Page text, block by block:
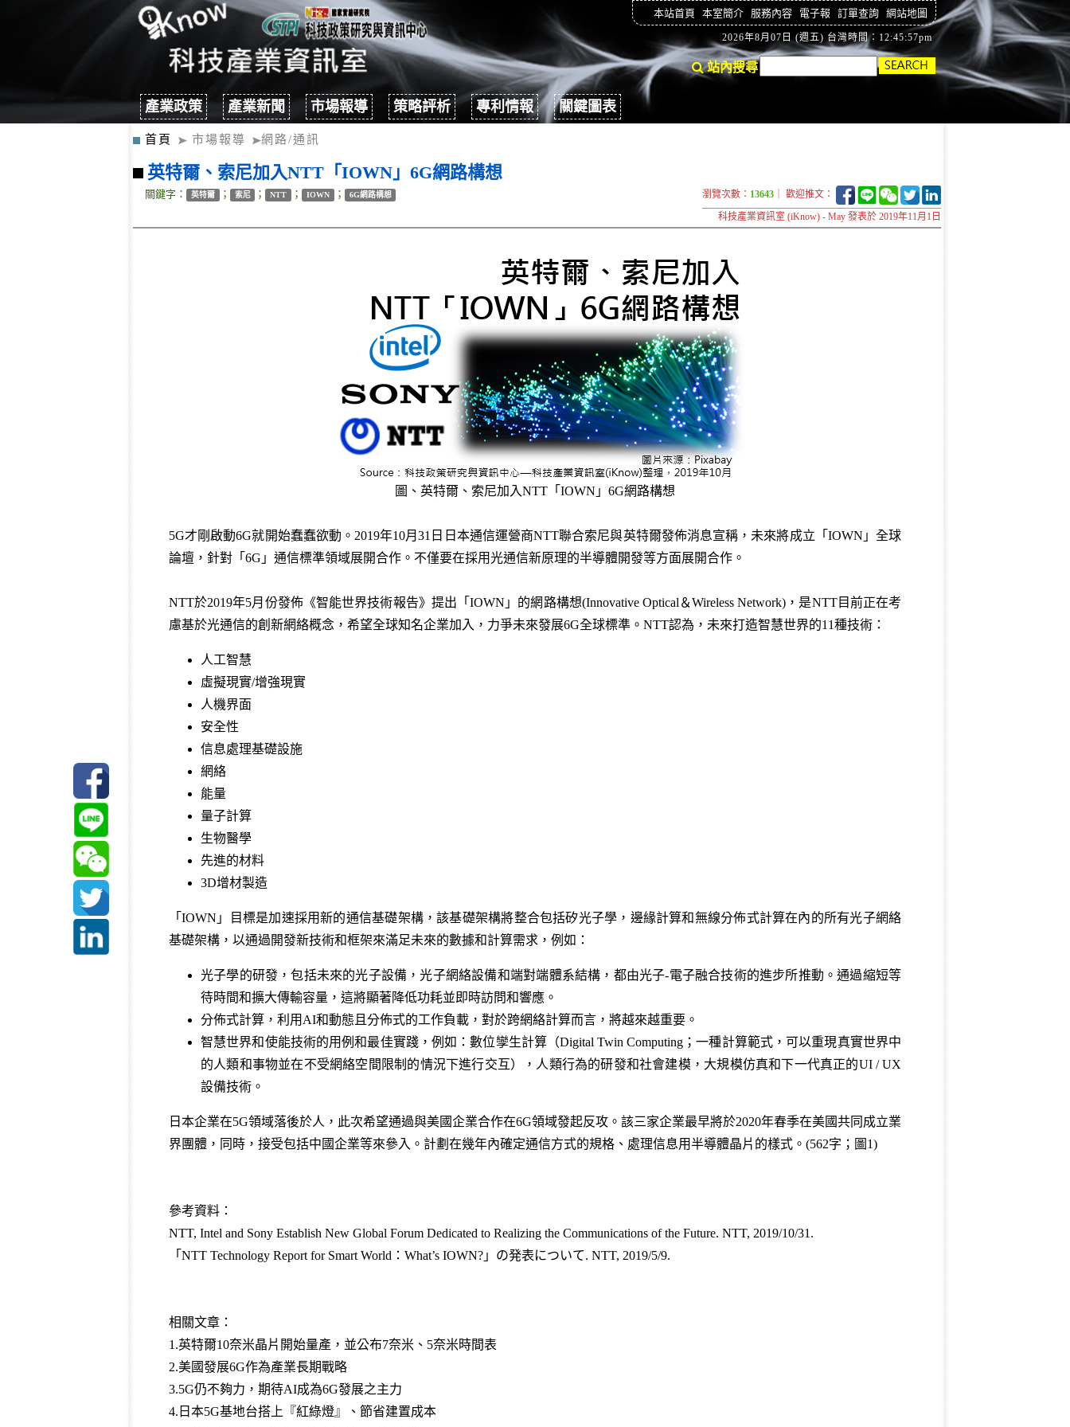
本站首頁 本室簡介 服務內容 電子報 訂單查詢 網站地圖
2026年8月07日 (週五) 台灣時間：12:45:58pm
站內搜尋
產業政策 產業新聞 市場報導 策略評析 專利情報 關鍵圖表
首頁 市場報導 網路/通訊
英特爾、索尼加入NTT「IOWN」6G網路構想
關鍵字： 英特爾 ； 索尼 ； NTT ； IOWN ； 6G網路構想 瀏覽次數： 13643 ｜ 歡迎推文：
科技產業資訊室 (iKnow) - May 發表於 2019年11月1日
圖、英特爾、索尼加入NTT「IOWN」6G網路構想
5G才剛啟動6G就開始蠢蠢欲動。2019年10月31日日本通信運營商NTT聯合索尼與英特爾發佈消息宣稱，未來將成立「IOWN」全球
論壇，針對「6G」通信標準領域展開合作。不僅要在採用光通信新原理的半導體開發等方面展開合作。
NTT於2019年5月份發佈《智能世界技術報告》提出「IOWN」的網路構想(Innovative Optical＆Wireless Network)，是NTT目前正在考
慮基於光通信的創新網絡概念，希望全球知名企業加入，力爭未來發展6G全球標準。NTT認為，未來打造智慧世界的11種技術：
人工智慧
虛擬現實/增強現實
人機界面
安全性
信息處理基礎設施
網絡
能量
量子計算
生物醫學
先進的材料
3D增材製造
「IOWN」目標是加速採用新的通信基礎架構，該基礎架構將整合包括矽光子學，邊緣計算和無線分佈式計算在內的所有光子網絡
基礎架構，以通過開發新技術和框架來滿足未來的數據和計算需求，例如：
光子學的研發，包括未來的光子設備，光子網絡設備和端對端體系結構，都由光子-電子融合技術的進步所推動。通過縮短等
待時間和擴大傳輸容量，這將顯著降低功耗並即時訪問和響應。
分佈式計算，利用AI和動態且分佈式的工作負載，對於跨網絡計算而言，將越來越重要。
智慧世界和使能技術的用例和最佳實踐，例如：數位孿生計算（Digital Twin Computing；一種計算範式，可以重現真實世界中
的人類和事物並在不受網絡空間限制的情況下進行交互），人類行為的研發和社會建模，大規模仿真和下一代真正的UI / UX
設備技術。
日本企業在5G領域落後於人，此次希望通過與美國企業合作在6G領域發起反攻。該三家企業最早將於2020年春季在美國共同成立業
界團體，同時，接受包括中國企業等來參入。計劃在幾年內確定通信方式的規格、處理信息用半導體晶片的樣式。(562字；圖1)
參考資料：
NTT, Intel and Sony Establish New Global Forum Dedicated to Realizing the Communications of the Future. NTT, 2019/10/31.
「NTT Technology Report for Smart World：What’s IOWN?」の発表について. NTT, 2019/5/9.
相關文章：
1.英特爾10奈米晶片開始量產，並公布7奈米、5奈米時間表
2.美國發展6G作為產業長期戰略
3.5G仍不夠力，期待AI成為6G發展之主力
4. 日本5G基地台搭上『紅綠燈』、節省建置成本